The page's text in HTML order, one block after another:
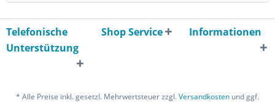
Telefonische
Unterstützung
Shop Service Informationen
* Alle Preise inkl. gesetzl. Mehrwertsteuer zzgl.Versandkosten und ggf.